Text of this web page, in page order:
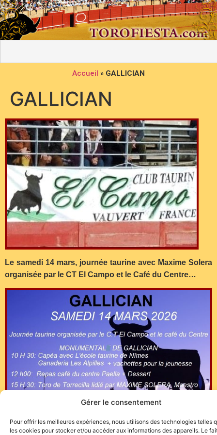
Gérer le consentement
Pour offrir les meilleures expériences, nous utilisons des technologies telles
les cookies pour stocker et/ou accéder aux informations des appareils. Le
Accueil » GALLICIAN
GALLICIAN
Le samedi 14 mars, journée taurine avec Maxime Solera
organisée par le CT El Campo et le Café du Centre…